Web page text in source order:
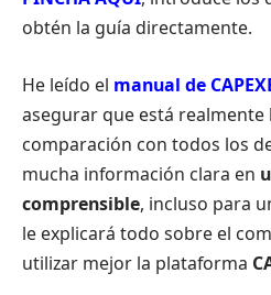
obtén la guía directamente.
He leído el manual de
asegurar que está realmente
comparación con todos los
mucha información clara en
comprensible, incluso para
le explicará todo sobre el
utilizar mejor la plataforma